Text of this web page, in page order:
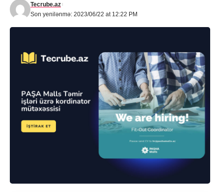
Son yenilənmə: 2023/06/22 at 12:22 PM
Tecrube.az